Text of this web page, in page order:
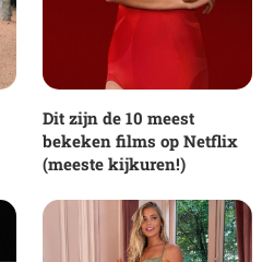
Dit zijn de 10 meest
bekeken films op Netflix
(meeste kijkuren!)